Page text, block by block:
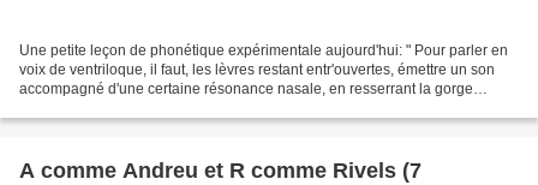
Une petite leçon de phonétique expérimentale aujourd'hui: " Pour parler en
voix de ventriloque, il faut, les lèvres restant entr'ouvertes, émettre un son
accompagné d'une certaine résonance nasale, en resserrant la gorge
A comme Andreu et R comme Rivels (7